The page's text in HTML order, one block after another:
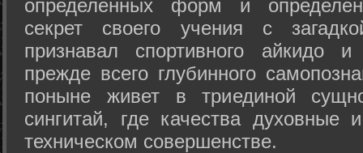
определенных форм и
секрет своего учения с
признавал спортивного айкидо
прежде всего глубинного
поныне живет в триединой
сингитай, где качества духовные
техническом совершенстве.